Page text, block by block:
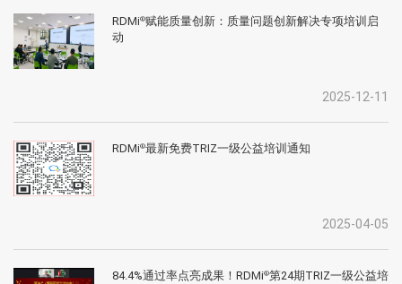
RDMi®赋能质量创新：质量问题创新解决专项培训启
动
2025-12-11
RDMi®最新免费TRIZ一级公益培训通知
2025-04-05
84.4%通过率点亮成果！RDMi®第24期TRIZ一级公益培